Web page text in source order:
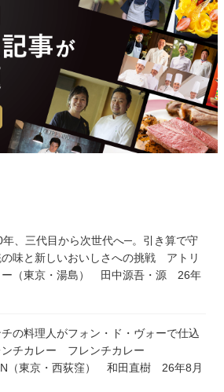
年、三代目から次世代へ─。引き算で守
の味と新しいおいしさへの挑戦 アトリ
ー（東京・湯島） 田中源吾・源 26年
の料理人がフォン・ド・ヴォーで仕込
ンチカレー フレンチカレー
（東京・西荻窪） 和田直樹 26年8月